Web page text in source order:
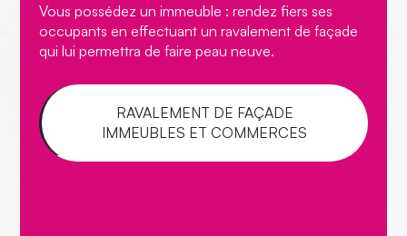
Vous possédez un immeuble : rendez fiers ses
occupants en effectuant un ravalement de façade
qui lui permettra de faire peau neuve.
RAVALEMENT DE FAÇADE
IMMEUBLES ET COMMERCES